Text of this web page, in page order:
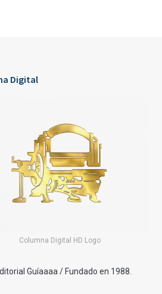
Digital
Columna Digital HD Logo
Guíaaaa / Fundado en 1988.